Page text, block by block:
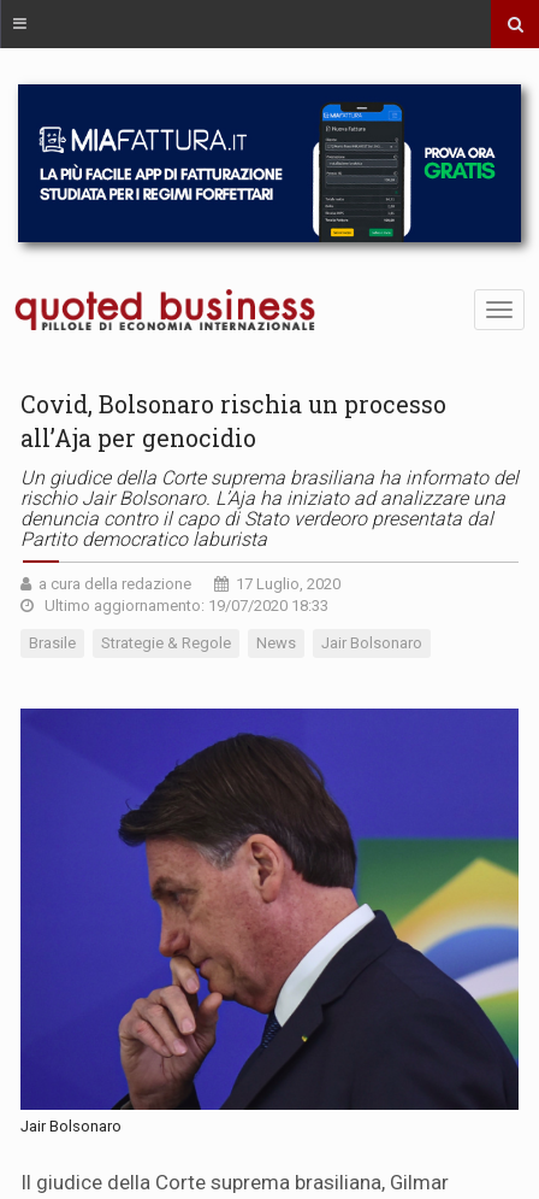
Covid, Bolsonaro rischia un processo
all’Aja per genocidio
Un giudice della Corte suprema brasiliana ha informato del
rischio Jair Bolsonaro. L’Aja ha iniziato ad analizzare una
denuncia contro il capo di Stato verdeoro presentata dal
Partito democratico laburista
a cura della redazione
17 Luglio, 2020
Ultimo aggiornamento: 19/07/2020 18:33
Brasile Strategie & Regole News Jair Bolsonaro
Jair Bolsonaro
Il giudice della Corte suprema brasiliana, Gilmar